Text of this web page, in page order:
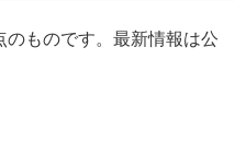
ものです。最新情報は公